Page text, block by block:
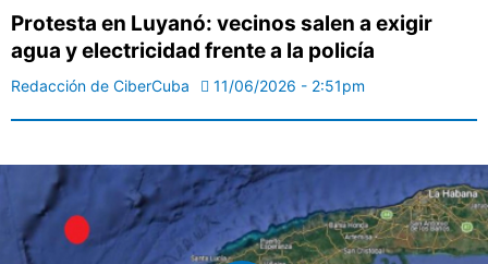
Protesta en Luyanó: vecinos salen a exigir
agua y electricidad frente a la policía
Redacción de CiberCuba 11/06/2026 - 2:51pm